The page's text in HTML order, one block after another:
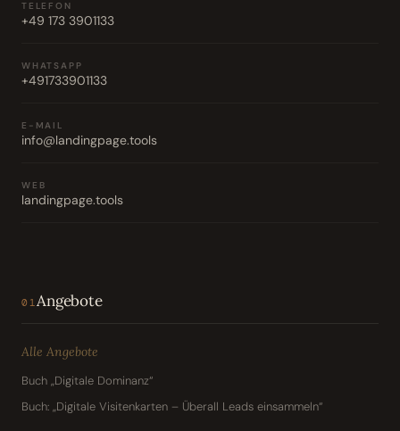
TELEFON
+49 173 3901133
WHATSAPP
+491733901133
E-MAIL
info@landingpage.tools
WEB
landingpage.tools
01 Angebote
Alle Angebote
Buch „Digitale Dominanz“
Buch: „Digitale Visitenkarten – Überall Leads einsammeln“